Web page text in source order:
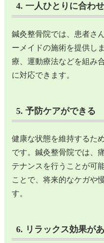
4. 一人ひとりに合わ
鍼灸整骨院では、患者さ
ーメイドの施術を提供し
療、運動療法などを組み
に対応できます。
5. 予防ケアができる
健康な状態を維持するた
です。鍼灸整骨院では、
テナンスを行うことが可
ことで、将来的なケガや
す。
6. リラックス効果が